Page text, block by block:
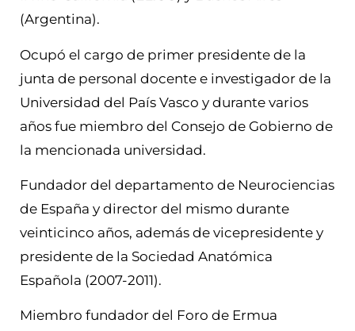
(Argentina).
Ocupó el cargo de primer presidente de la
junta de personal docente e investigador de la
Universidad del País Vasco y durante varios
años fue miembro del Consejo de Gobierno de
la mencionada universidad.
Fundador del departamento de Neurociencias
de España y director del mismo durante
veinticinco años, además de vicepresidente y
presidente de la Sociedad Anatómica
Española (2007-2011).
Miembro fundador del Foro de Ermua